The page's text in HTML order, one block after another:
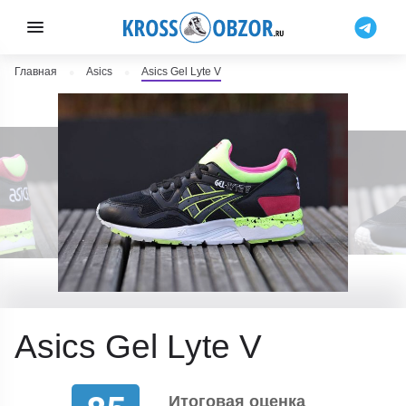
Главная Asics Asics Gel Lyte V
Asics Gel Lyte V
Итоговая оценка